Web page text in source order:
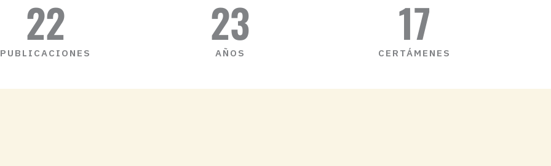
PUBLICACIONES
22
AÑOS
23
CERTÁMENES
17